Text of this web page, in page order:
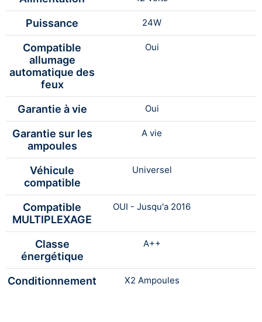
Puissance 24W
Compatible
allumage
automatique des
feux
Oui
Garantie à vie Oui
Garantie sur les
ampoules
A vie
Véhicule
compatible
Universel
Compatible
MULTIPLEXAGE
OUI - Jusqu'a 2016
Classe
énergétique
A++
Conditionnement X2 Ampoules